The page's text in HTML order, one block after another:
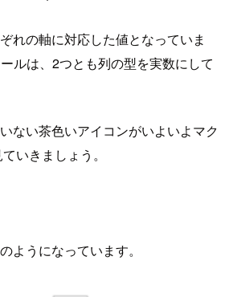
れの軸に対応した値となっていま
ルは、2つとも列の型を実数にして
ない茶色いアイコンがいよいよマク
いきましょう。
ようになっています。